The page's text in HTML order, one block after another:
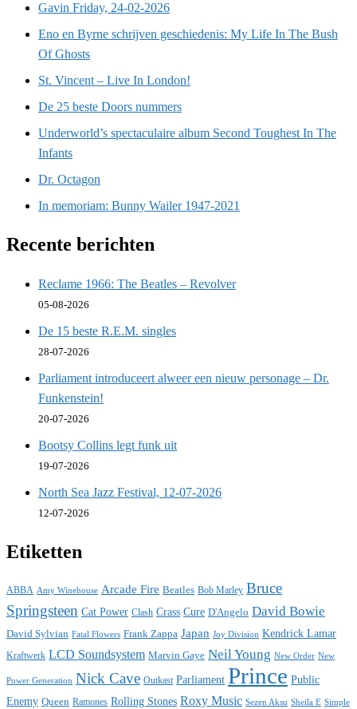
Gavin Friday, 24-02-2026
Eno en Byrne schrijven geschiedenis: My Life In The Bush
Of Ghosts
St. Vincent – Live In London!
De 25 beste Doors nummers
Underworld’s spectaculaire album Second Toughest In The
Infants
Dr. Octagon
In memoriam: Bunny Wailer 1947-2021
Recente berichten
Reclame 1966: The Beatles – Revolver
05-08-2026
De 15 beste R.E.M. singles
28-07-2026
Parliament introduceert alweer een nieuw personage – Dr.
Funkenstein!
20-07-2026
Bootsy Collins legt funk uit
19-07-2026
North Sea Jazz Festival, 12-07-2026
12-07-2026
Etiketten
ABBA Amy Winehouse Arcade Fire Beatles Bob Marley Bruce
Springsteen Cat Power Clash Crass Cure D'Angelo David Bowie
David Sylvian Fatal Flowers Frank Zappa Japan Joy Division Kendrick Lamar
Kraftwerk LCD Soundsystem Marvin Gaye Neil Young New Order New
Power Generation Nick Cave Outkast Parliament Prince Public
Enemy Queen Ramones Rolling Stones Roxy Music Sezen Aksu Sheila E Simple